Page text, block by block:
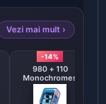
Vezi mai mult ›
-14%
980 + 110
Monochromes